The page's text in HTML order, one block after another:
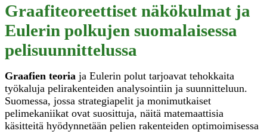
Graafiteoreettiset näkökulmat ja
Eulerin polkujen suomalaisessa
pelisuunnittelussa
Graafien teoria ja Eulerin polut tarjoavat tehokkaita
työkaluja pelirakenteiden analysointiin ja suunnitteluun.
Suomessa, jossa strategiapelit ja monimutkaiset
pelimekaniikat ovat suosittuja, näitä matemaattisia
käsitteitä hyödynnetään pelien rakenteiden optimoimisessa